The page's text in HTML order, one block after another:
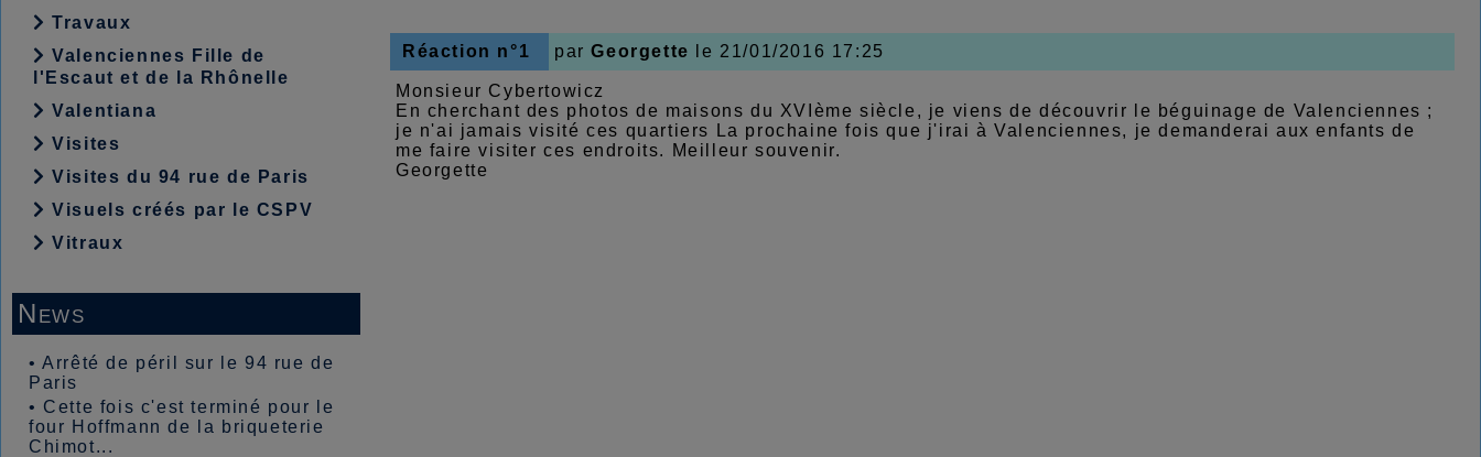
Travaux
Valenciennes Fille de
l'Escaut et de la Rhônelle
Valentiana
Visites
Visites du 94 rue de Paris
Visuels créés par le CSPV
Vitraux
News
•Arrêté de péril sur le 94 rue de
Paris
• Cette fois c'est terminé pour le
four Hoffmann de la briqueterie
Chimot...
Réaction n°1 parGeorgette le 21/01/2016 17:25
Monsieur Cybertowicz
En cherchant des photos de maisons du XVIème siècle, je viens de découvrir le béguinage de Valenciennes ;
je n'ai jamais visité ces quartiers La prochaine fois que j'irai à Valenciennes, je demanderai aux enfants de
me faire visiter ces endroits. Meilleur souvenir.
Georgette